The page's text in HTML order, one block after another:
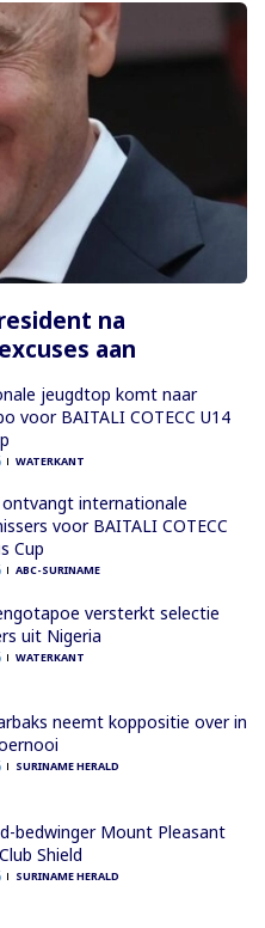
na
aan
jeugdtop komt naar
voor BAITALI COTECC U14
WATERKANT
ontvangt internationale
voor BAITALI COTECC
Cup
ABC-SURINAME
versterkt selectie
uit Nigeria
WATERKANT
neemt koppositie over in
SURINAME HERALD
bedwinger Mount Pleasant
Shield
SURINAME HERALD